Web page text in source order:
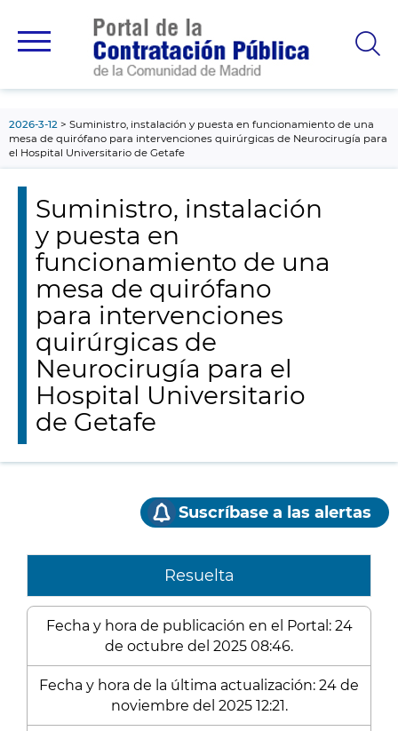
principal
2026-3-12
Suministro, instalación y puesta en funcionamiento de una
mesa de quirófano para intervenciones quirúrgicas de Neurocirugía para
el Hospital Universitario de Getafe
Suministro, instalación
y puesta en
funcionamiento de una
mesa de quirófano
para intervenciones
quirúrgicas de
Neurocirugía para el
Hospital Universitario
de Getafe
Suscríbase a las alertas
Resuelta
Fecha y hora de publicación en el Portal: 24
de octubre del 2025 08:46.
Fecha y hora de la última actualización: 24 de
noviembre del 2025 12:21.